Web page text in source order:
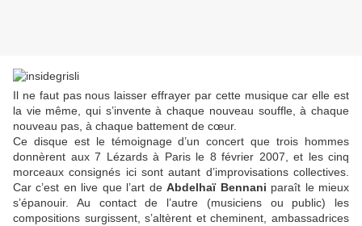
Il ne faut pas nous laisser effrayer par cette musique car elle est
la vie même, qui s’invente à chaque nouveau souffle, à chaque
nouveau pas, à chaque battement de cœur.
Ce disque est le témoignage d’un concert que trois hommes
donnèrent aux 7 Lézards à Paris le 8 février 2007, et les cinq
morceaux consignés ici sont autant d’improvisations collectives.
Car c’est en live que l’art deAbdelhaï Bennani paraît le mieux
s’épanouir. Au contact de l’autre (musiciens ou public) les
compositions surgissent, s’altèrent et cheminent, ambassadrices